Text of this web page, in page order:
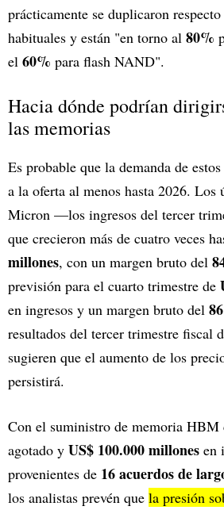
prácticamente se duplicaron
habituales y están "en torno al 80%
el 60% para flash NAND".
Hacia dónde podrían
las memorias
Es probable que la demanda de
a la oferta al menos hasta 2026. Los
Micron —los ingresos del tercer
que crecieron más de cuatro veces
millones, con un margen bruto del
previsión para el cuarto trimestre de
en ingresos y un margen bruto del
resultados del tercer trimestre
sugieren que el aumento de los
persistirá.
Con el suministro de memoria
agotado y US$ 100.000 millones en
provenientes de 16 acuerdos de
los analistas prevén que la presión